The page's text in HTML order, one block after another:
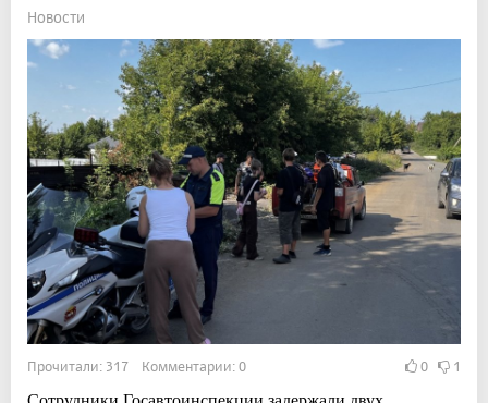
Новости
Прочитали: 317 Комментарии: 0 0 1